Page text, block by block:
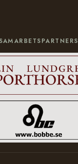
SAMARBETSPARTNERS